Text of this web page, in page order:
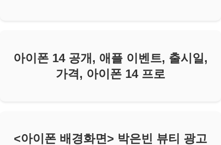
아이폰 14 공개, 애플 이벤트, 출시일,
가격, 아이폰 14 프로
<아이폰 배경화면> 박은빈 뷰티 광고